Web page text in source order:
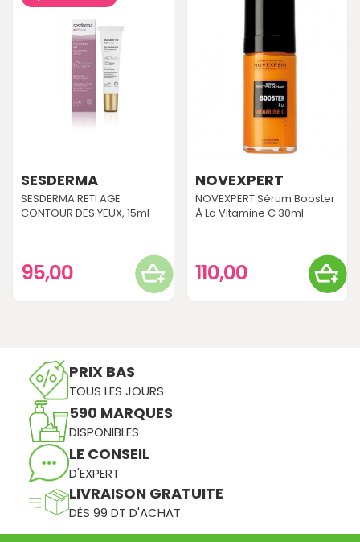
SESDERMA
SESDERMA RETI AGE
CONTOUR DES YEUX, 15ml
95,00
NOVEXPERT
NOVEXPERT Sérum Booster
À La Vitamine C 30ml
110,00
PRIX BAS
TOUS LES JOURS
590 MARQUES
DISPONIBLES
LE CONSEIL
D'EXPERT
LIVRAISON GRATUITE
DÈS 99 DT D'ACHAT